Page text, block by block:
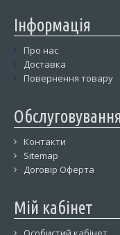
Інформація
Про нас
Доставка
Повернення товару
Контакти
Sitemap
Договір Оферта
Мій кабінет